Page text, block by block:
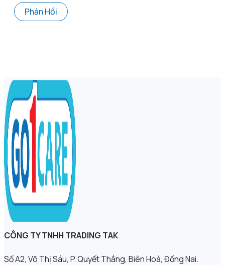
CÔNG TY TNHH TRADING TAK
Số A2, Võ Thị Sáu, P. Quyết Thắng, Biên Hoà, Đồng Nai.